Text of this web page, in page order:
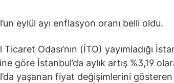
eylül ayı enflasyon oranı belli oldu.
Ticaret Odası’nın (İTO) yayımladığı
göre İstanbul’da aylık artış %3,19
yaşanan fiyat değişimlerini gösteren